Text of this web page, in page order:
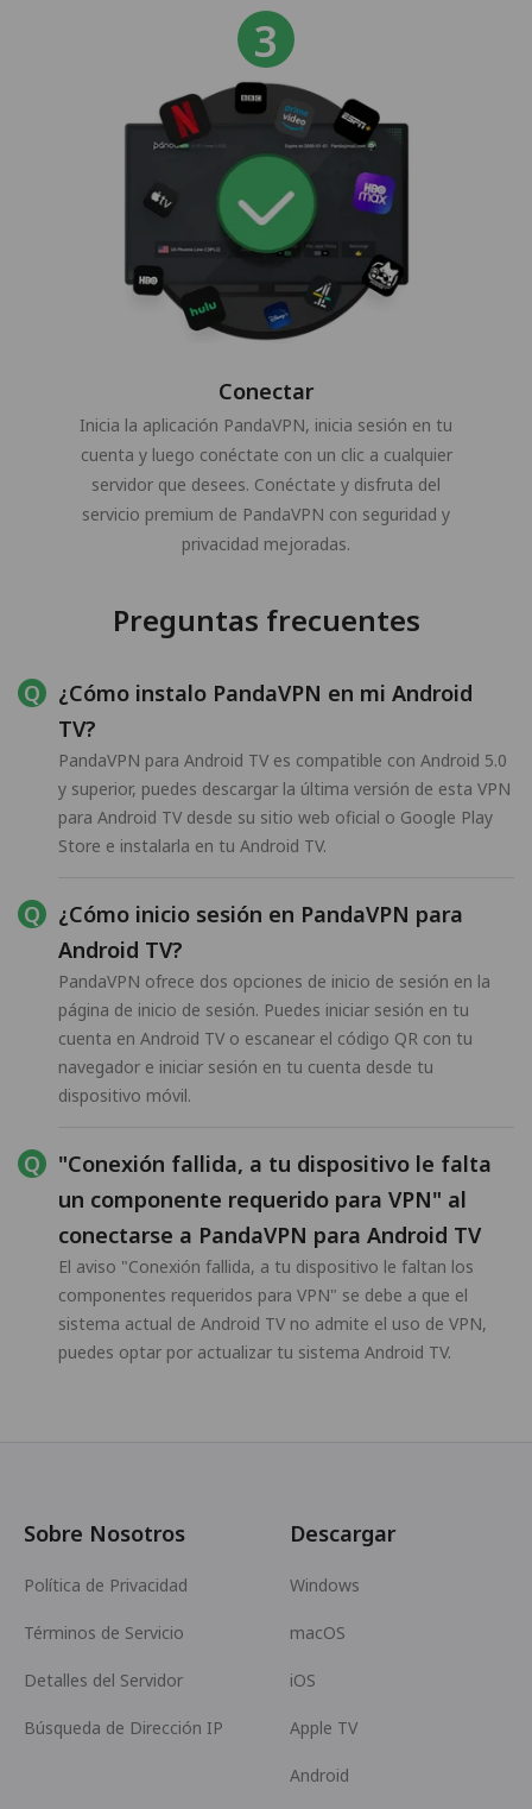
Conectar
Inicia la aplicación PandaVPN, inicia sesión en tu
cuenta y luego conéctate con un clic a cualquier
servidor que desees. Conéctate y disfruta del
servicio premium de PandaVPN con seguridad y
privacidad mejoradas.
Preguntas frecuentes
¿Cómo instalo PandaVPN en mi Android
TV?
PandaVPN para Android TV es compatible con Android 5.0
y superior, puedes descargar la última versión de esta VPN
para Android TV desde su sitio web oficial o Google Play
Store e instalarla en tu Android TV.
¿Cómo inicio sesión en PandaVPN para
Android TV?
PandaVPN ofrece dos opciones de inicio de sesión en la
página de inicio de sesión. Puedes iniciar sesión en tu
cuenta en Android TV o escanear el código QR con tu
navegador e iniciar sesión en tu cuenta desde tu
dispositivo móvil.
"Conexión fallida, a tu dispositivo le falta
un componente requerido para VPN" al
conectarse a PandaVPN para Android TV
El aviso "Conexión fallida, a tu dispositivo le faltan los
componentes requeridos para VPN" se debe a que el
sistema actual de Android TV no admite el uso de VPN,
puedes optar por actualizar tu sistema Android TV.
Sobre Nosotros
Política de Privacidad
Términos de Servicio
Detalles del Servidor
Búsqueda de Dirección IP
Descargar
Windows
macOS
iOS
Apple TV
Android